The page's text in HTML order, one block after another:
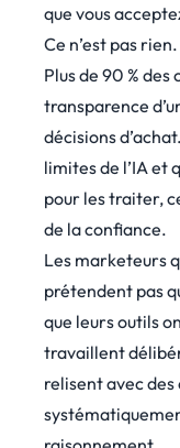
que vous
Ce n’est pas rien.
Plus de 90 %
transparence
décisions
limites de l’IA et
pour les traiter,
de la confiance.
Les marketeurs
prétendent pas
que leurs outils
travaillent
relisent avec